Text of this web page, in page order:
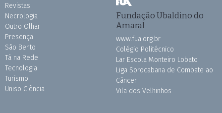
Revistas
Necrologia
Outro Olhar
Presença
São Bento
Tá na Rede
Tecnologia
Turismo
Uniso Ciência
Fundação Ubaldino do
Amaral
www.fua.org.br
Colégio Politécnico
Lar Escola Monteiro Lobato
Liga Sorocabana de Combate ao
Câncer
Vila dos Velhinhos